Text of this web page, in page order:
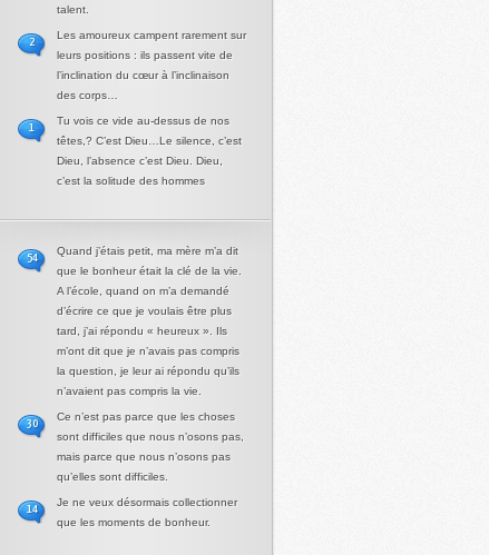
talent.
Les amoureux campent rarement sur
leurs positions : ils passent vite de
l’inclination du cœur à l’inclinaison
des corps…
2
Tu vois ce vide au-dessus de nos
têtes,? C’est Dieu…Le silence, c’est
Dieu, l’absence c’est Dieu. Dieu,
c’est la solitude des hommes
1
Quand j’étais petit, ma mère m’a dit
que le bonheur était la clé de la vie.
A l’école, quand on m’a demandé
d’écrire ce que je voulais être plus
tard, j’ai répondu « heureux ». Ils
m’ont dit que je n’avais pas compris
la question, je leur ai répondu qu’ils
n’avaient pas compris la vie.
54
Ce n’est pas parce que les choses
sont difficiles que nous n’osons pas,
mais parce que nous n’osons pas
qu’elles sont difficiles.
30
Je ne veux désormais collectionner
que les moments de bonheur.
14